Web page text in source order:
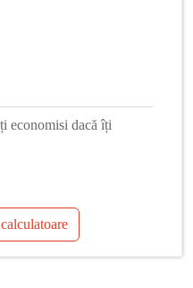
economisi dacă îți